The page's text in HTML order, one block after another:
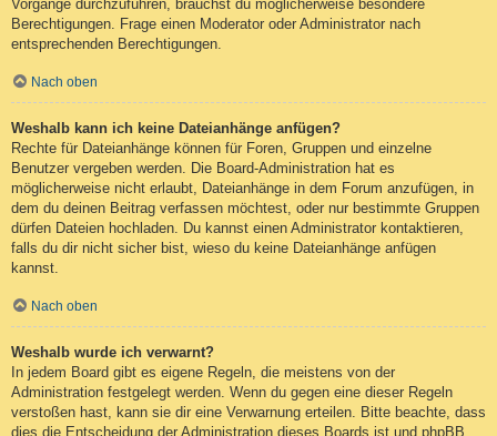
Vorgänge durchzuführen, brauchst du möglicherweise besondere
Berechtigungen. Frage einen Moderator oder Administrator nach
entsprechenden Berechtigungen.
Nach oben
Weshalb kann ich keine Dateianhänge anfügen?
Rechte für Dateianhänge können für Foren, Gruppen und einzelne
Benutzer vergeben werden. Die Board-Administration hat es
möglicherweise nicht erlaubt, Dateianhänge in dem Forum anzufügen, in
dem du deinen Beitrag verfassen möchtest, oder nur bestimmte Gruppen
dürfen Dateien hochladen. Du kannst einen Administrator kontaktieren,
falls du dir nicht sicher bist, wieso du keine Dateianhänge anfügen
kannst.
Nach oben
Weshalb wurde ich verwarnt?
In jedem Board gibt es eigene Regeln, die meistens von der
Administration festgelegt werden. Wenn du gegen eine dieser Regeln
verstoßen hast, kann sie dir eine Verwarnung erteilen. Bitte beachte, dass
dies die Entscheidung der Administration dieses Boards ist und phpBB